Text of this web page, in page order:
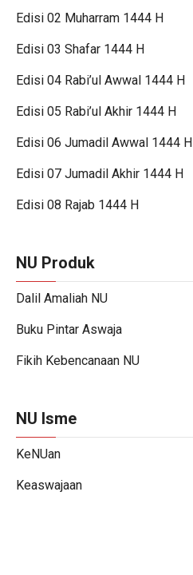
Edisi 02 Muharram 1444 H
Edisi 03 Shafar 1444 H
Edisi 04 Rabi’ul Awwal 1444 H
Edisi 05 Rabi’ul Akhir 1444 H
Edisi 06 Jumadil Awwal 1444 H
Edisi 07 Jumadil Akhir 1444 H
Edisi 08 Rajab 1444 H
NU Produk
Dalil Amaliah NU
Buku Pintar Aswaja
Fikih Kebencanaan NU
NU Isme
KeNUan
Keaswajaan